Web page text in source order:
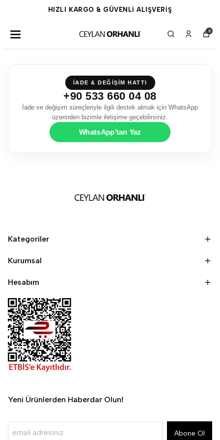
HIZLI KARGO & GÜVENLİ ALIŞVERİŞ
0
İADE & DEĞİŞİM HATTI
+90 533 660 04 08
İade ve değişim süreçleriyle ilgili destek almak için WhatsApp
üzerinden bizimle iletişime geçebilirsiniz.
WhatsApp'tan Yaz
Kategoriler
Kurumsal
Hesabım
Yeni Ürünlerden Haberdar Olun!
Abone Ol